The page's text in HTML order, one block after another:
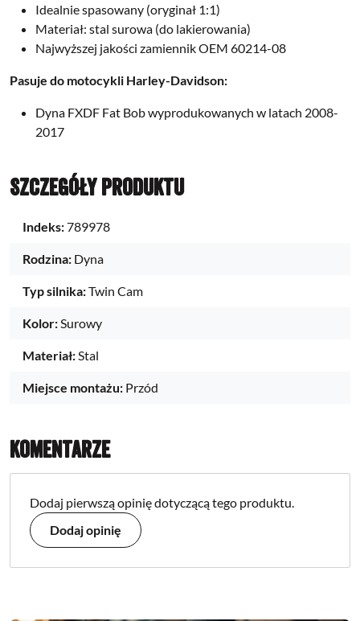
Idealnie spasowany (oryginał 1:1)
Materiał: stal surowa (do lakierowania)
Najwyższej jakości zamiennik OEM 60214-08
Pasuje do motocykli Harley-Davidson:
Dyna FXDF Fat Bob wyprodukowanych w latach 2008-
2017
Szczegóły produktu
Indeks:789978
Rodzina: Dyna
Typ silnika:Twin Cam
Kolor:Surowy
Materiał:Stal
Miejsce montażu: Przód
Komentarze
Dodaj pierwszą opinię dotyczącą tego produktu.
Dodaj opinię